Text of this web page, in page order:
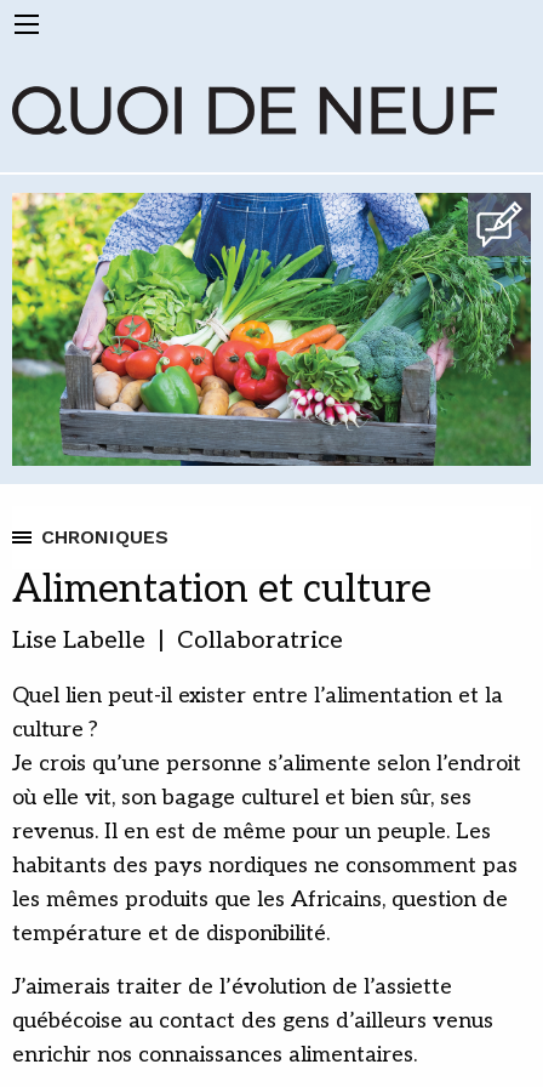
CHRONIQUES
Alimentation et culture
Lise Labelle | Collaboratrice
Quel lien peut-il exister entre l’alimentation et la
culture ?
Je crois qu’une personne s’alimente selon l’endroit
où elle vit, son bagage culturel et bien sûr, ses
revenus. Il en est de même pour un peuple. Les
habitants des pays nordiques ne consomment pas
les mêmes produits que les Africains, question de
température et de disponibilité.
J’aimerais traiter de l’évolution de l’assiette
québécoise au contact des gens d’ailleurs venus
enrichir nos connaissances alimentaires.